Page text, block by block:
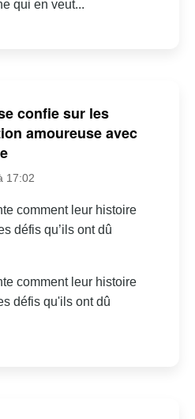
qui en veut...
confie sur les
amoureuse avec
17:02
comment leur histoire
défis qu’ils ont dû
comment leur histoire
défis qu'ils ont dû